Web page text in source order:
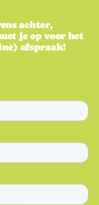
achter,
je op voor het
afspraak!